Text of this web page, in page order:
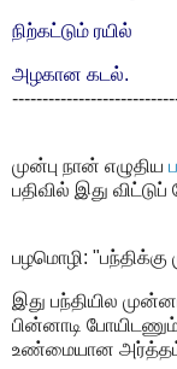
நிற்கட்டும் ரயில்
அழகான கடல்.
முன்பு நான் எழுதிய
பதிவில் இது
பழமொழி: "பந்திக்கு
இது பந்தியில
பின்னாடி
உண்மையான